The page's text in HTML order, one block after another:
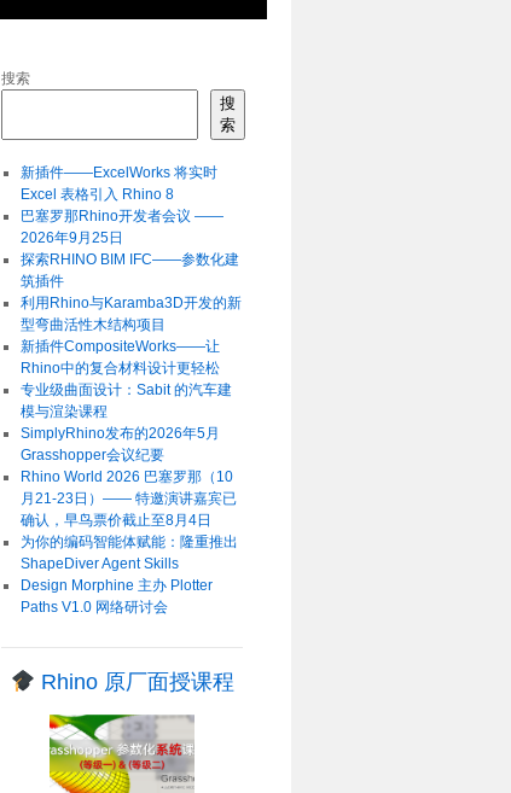
搜索
搜
索
新插件——ExcelWorks 将实时
Excel 表格引入 Rhino 8
巴塞罗那Rhino开发者会议 ——
2026年9月25日
探索RHINO BIM IFC——参数化建
筑插件
利用Rhino与Karamba3D开发的新
型弯曲活性木结构项目
新插件CompositeWorks——让
Rhino中的复合材料设计更轻松
专业级曲面设计：Sabit 的汽车建
模与渲染课程
SimplyRhino发布的2026年5月
Grasshopper会议纪要
Rhino World 2026 巴塞罗那（10
月21-23日）—— 特邀演讲嘉宾已
确认，早鸟票价截止至8月4日
为你的编码智能体赋能：隆重推出
ShapeDiver Agent Skills
Design Morphine 主办 Plotter
Paths V1.0 网络研讨会
Rhino 原厂面授课程